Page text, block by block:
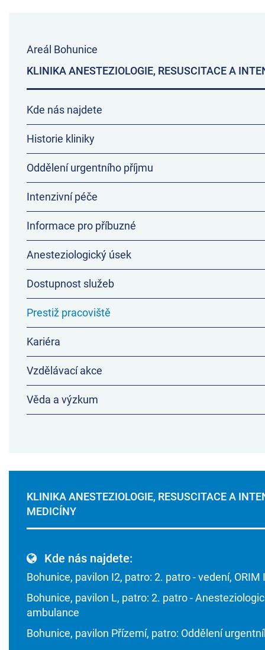
Areál Bohunice
KLINIKA ANESTEZIOLOGIE, RESUSCITACE A
Kde nás najdete
Historie kliniky
Oddělení urgentního příjmu
Intenzivní péče
Informace pro příbuzné
Anesteziologický úsek
Dostupnost služeb
Prestiž pracoviště
Kariéra
Vzdělávací akce
Věda a výzkum
KLINIKA ANESTEZIOLOGIE, RESUSCITACE A
MEDICÍNY
Kde nás najdete:
Bohunice, pavilon I2, patro: 2. patro - vedení, ORIM
Bohunice, pavilon L, patro: 2. patro -
ambulance
Bohunice, pavilon Přízemí, patro: Oddělení